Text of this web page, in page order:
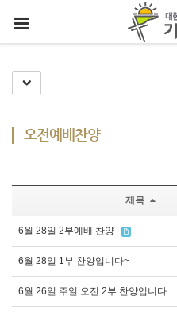
Toggle Dropdown
오전예배찬양
제목
6월 28일 2부예배 찬양
6월 28일 1부 찬양입니다~
6월 26일 주일 오전 2부 찬양입니다.